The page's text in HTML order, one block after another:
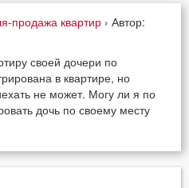
продажа квартир › Автор:
своей дочери по
в квартире, но
не может. Могу ли я по
дочь по своему месту